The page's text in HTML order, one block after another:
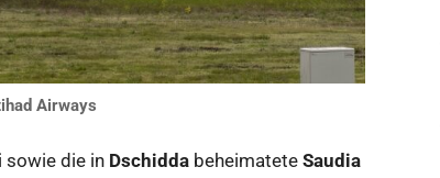
Airways
sowie die in Dschidda beheimatete Saudia